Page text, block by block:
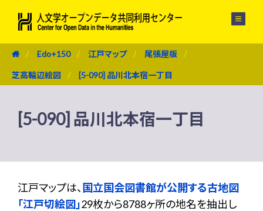
Edo+150 江戸マップ 尾張屋版
芝高輪辺絵図 [5-090] 品川北本宿一丁目
[5-090] 品川北本宿一丁目
江戸マップは、 国立国会図書館が公開する古地図
「江戸切絵図」29枚から8788ヶ所の地名を抽出し